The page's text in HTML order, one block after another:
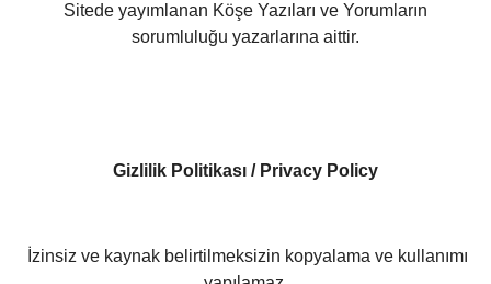
Sitede yayımlanan Köşe Yazıları ve Yorumların
sorumluluğu yazarlarına aittir.
Gizlilik Politikası / Privacy Policy
İzinsiz ve kaynak belirtilmeksizin kopyalama ve kullanımı